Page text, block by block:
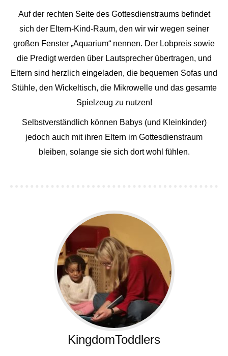
Auf der rechten Seite des Gottesdienstraums befindet
sich der Eltern-Kind-Raum, den wir wir wegen seiner
großen Fenster „Aquarium“ nennen. Der Lobpreis sowie
die Predigt werden über Lautsprecher übertragen, und
Eltern sind herzlich eingeladen, die bequemen Sofas und
Stühle, den Wickeltisch, die Mikrowelle und das gesamte
Spielzeug zu nutzen!
Selbstverständlich können Babys (und Kleinkinder)
jedoch auch mit ihren Eltern im Gottesdienstraum
bleiben, solange sie sich dort wohl fühlen.
KingdomToddlers